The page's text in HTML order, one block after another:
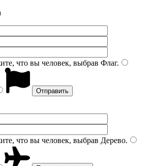
что вы человек, выбрав Флаг.
что вы человек, выбрав Дерево.